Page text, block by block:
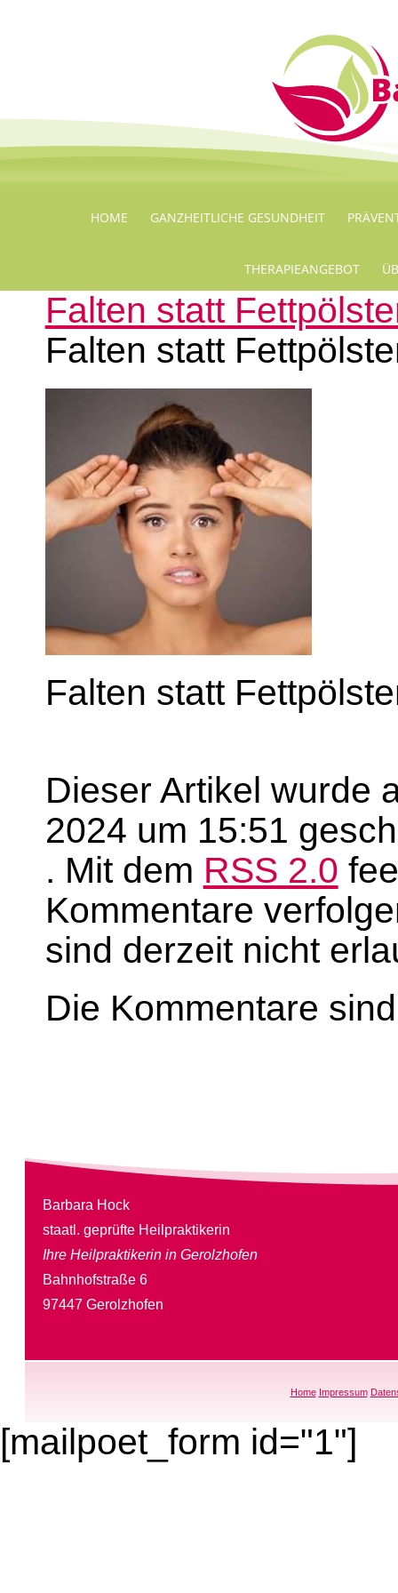
HOME GANZHEITLICHE GESUNDHEIT
THERAPIEANGEBOT
Falten statt
Falten statt
Falten statt
Dieser Artikel wurde
2024 um 15:51
. Mit dem RSS 2.0
Kommentare
sind derzeit nicht
Die Kommentare
Barbara Hock
staatl. geprüfte Heilpraktikerin
Ihre Heilpraktikerin in Gerolzhofen
Bahnhofstraße 6
97447 Gerolzhofen
Home Impressum
[mailpoet_form id="1"]